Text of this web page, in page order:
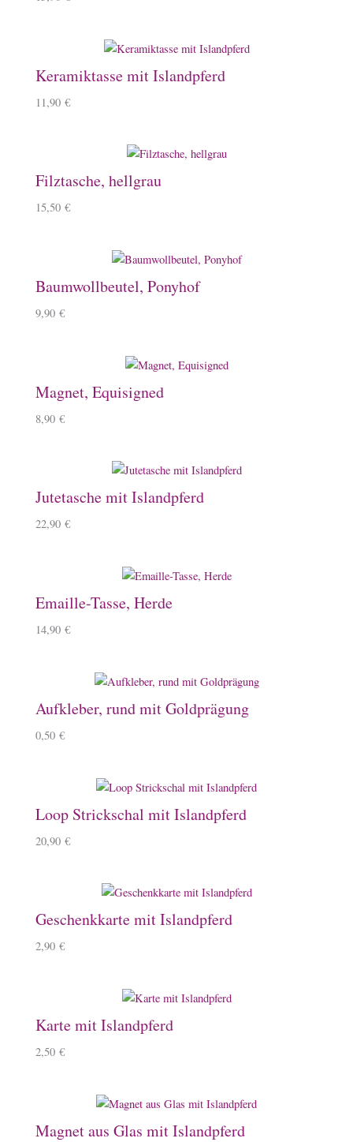
Keramiktasse mit Islandpferd
11,90 €
Filztasche, hellgrau
15,50 €
Baumwollbeutel, Ponyhof
9,90 €
Magnet, Equisigned
8,90 €
Jutetasche mit Islandpferd
22,90 €
Emaille-Tasse, Herde
14,90 €
Aufkleber, rund mit Goldprägung
0,50 €
Loop Strickschal mit Islandpferd
20,90 €
Geschenkkarte mit Islandpferd
2,90 €
Karte mit Islandpferd
2,50 €
Magnet aus Glas mit Islandpferd